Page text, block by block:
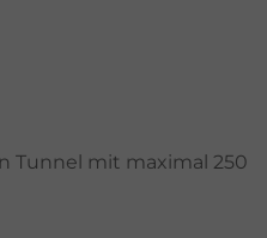
Tunnel mit maximal 250